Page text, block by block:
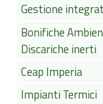
Gestione
Bonifiche
Discariche inerti
Ceap Imperia
Impianti Termici